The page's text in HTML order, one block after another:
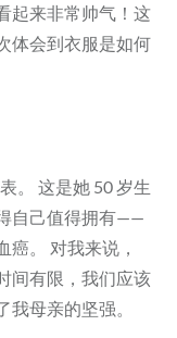
起来非常帅气！这
体会到衣服是如何
。 这是她 50 岁生
自己值得拥有——
。 对我来说，
间有限，我们应该
母亲的坚强。